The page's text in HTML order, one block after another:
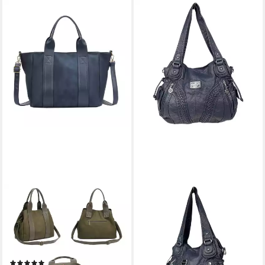
ITALYSHOP24
Schultertasche DAMEN
TASCHE Shopper Handtasche
Business Umhängetasche